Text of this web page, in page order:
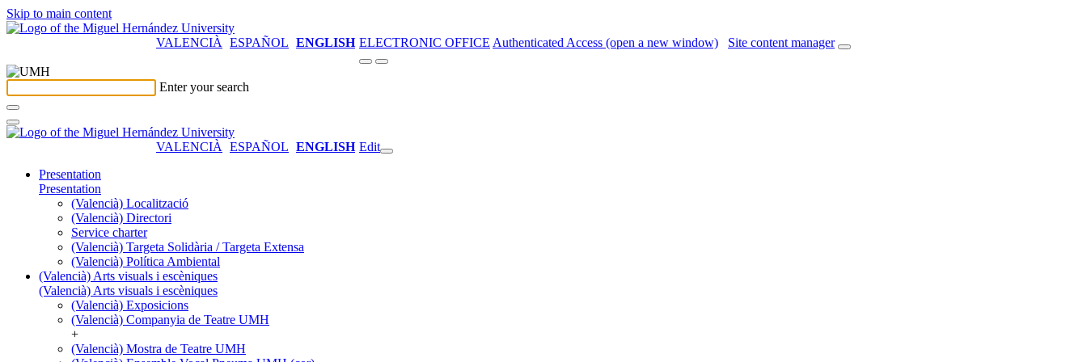
Skip to main content
VALENCIÀ ESPAÑOL ENGLISH ELECTRONIC OFFICE Authenticated Access (open a new window) Site content manager
Enter your search
VALENCIÀ ESPAÑOL ENGLISH Edit
Presentation
Presentation
(Valencià) Localització
(Valencià) Directori
Service charter
(Valencià) Targeta Solidària / Targeta Extensa
(Valencià) Política Ambiental
(Valencià) Arts visuals i escèniques
(Valencià) Arts visuals i escèniques
(Valencià) Exposicions
(Valencià) Companyia de Teatre UMH
+
(Valencià) Mostra de Teatre UMH